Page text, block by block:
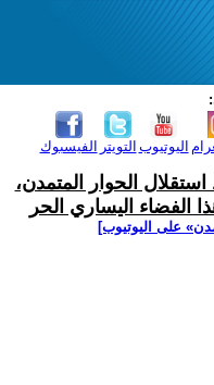
الفيسبوك التويتر اليوتيوب
الحوار المتمدن،
الفضاء اليساري الحر
على اليوتيوب]